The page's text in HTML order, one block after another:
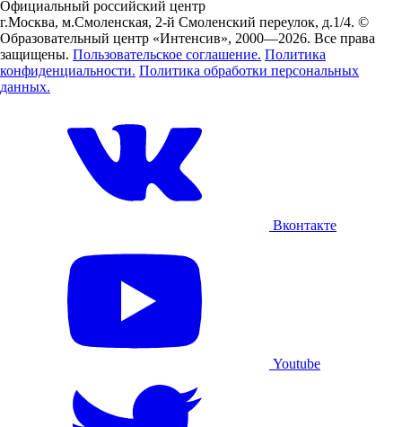
Официальный российский центр
г.Москва, м.Смоленская, 2-й Смоленский переулок, д.1/4. ©
Образовательный центр «Интенсив», 2000—2026. Все права
защищены. Пользовательское соглашение. Политика
конфиденциальности. Политика обработки персональных
данных.
Вконтакте
Youtube